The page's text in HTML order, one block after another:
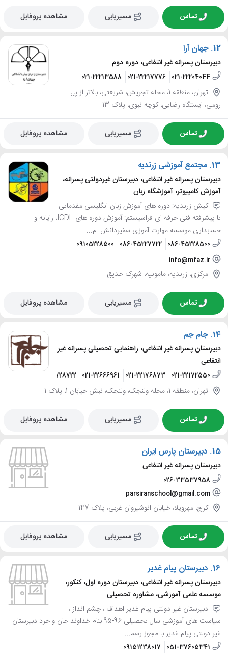
تماس مسیریابی مشاهده پروفایل
12. جهان آرا
دبیرستان پسرانه غیر انتفاعی، دوره دوم
021-22204044
021-22217776
021-22213588
تهران، منطقه 1، محله تجریش، شریعتی، بالاتر از پل
رومی، ایستگاه رضایی، کوچه نبوی، پلاک 13
تماس مسیریابی مشاهده پروفایل
13. مجتمع آموزشی زرندیه
دبیرستان پسرانه غیر انتفاعی، دبیرستان غیردولتی پسرانه،
آموزش کامپیوتر، آموزشگاه زبان
کیش زرندیه: دوره های آموزش زبان انگلیسی مقدماتی
تا پیشرفته فنی حرفه ای فراسیستم: آموزش دوره های ICDL، رایانه و
حسابداری موسسه مهارت آموزی سفیردانش: م...
086-45228500
086-45227722
09105228500
info@mfaz.ir
مرکزی، زرندیه، مامونیه، شهرک حدیق
تماس مسیریابی مشاهده پروفایل
14. جام جم
دبیرستان پسرانه غیر انتفاعی، راهنمایی تحصیلی پسرانه غیر
انتفاعی
021-22172550
021-22176873
021-22666961
09121728722
تهران، منطقه 1، محله ولنجک، ولنجک، نبش خیابان 1، پلاک 1
تماس مسیریابی مشاهده پروفایل
15. دبیرستان پارس ایران
دبیرستان پسرانه غیر انتفاعی
026-33537958
parsiranschool@gmail.com
کرج، مهرویلا، خیابان انوشیروان غربی، پلاک 147
تماس مسیریابی مشاهده پروفایل
16. دبیرستان پیام غدیر
دبیرستان پسرانه غیر انتفاعی، دبیرستان دوره اول، کنکور،
موسسه علمی آموزشی، مشاوره تحصیلی
دبیرستان غیر دولتی پیام غدیر اهداف ، چشم انداز ،
سیاست های آموزشی سال تحصیلی 96-95 بنام خداوند جان و خرد دبیرستان
غیر دولتی پیام غدیر با مجوز رسم...
051-37605341
09151238017